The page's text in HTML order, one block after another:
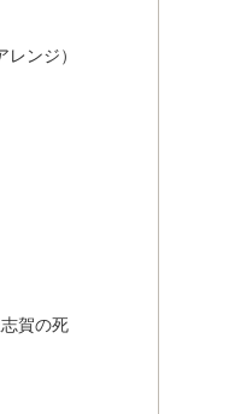
ンジ）
賀の死